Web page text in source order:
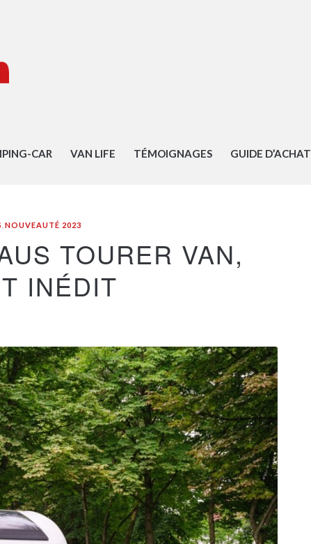
CAR VAN LIFE TÉMOIGNAGES GUIDE D’ACHAT
,NOUVEAUTÉ 2023
TOURER VAN,
INÉDIT